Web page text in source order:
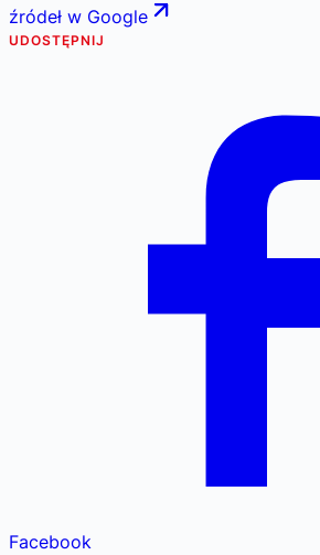
źródeł w Google
UDOSTĘPNIJ
Facebook